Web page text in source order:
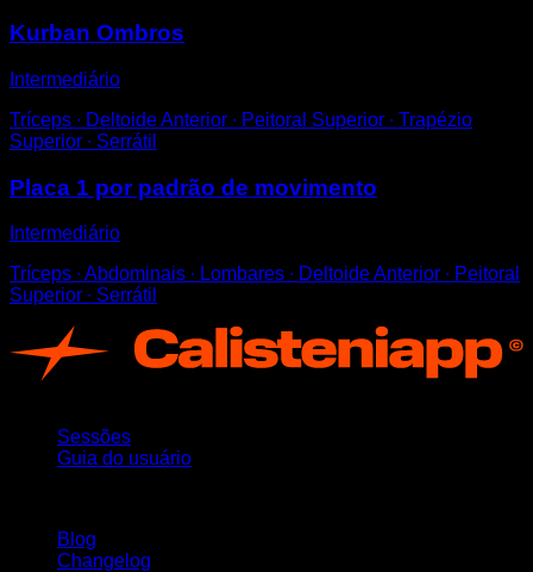
Kurban Ombros
Intermediário
Tríceps ∙ Deltoide Anterior ∙ Peitoral Superior ∙ Trapézio
Superior ∙ Serrátil
Placa 1 por padrão de movimento
Intermediário
Tríceps ∙ Abdominais ∙ Lombares ∙ Deltoide Anterior ∙ Peitoral
Superior ∙ Serrátil
Sessões
Guia do usuário
Blog
Changelog